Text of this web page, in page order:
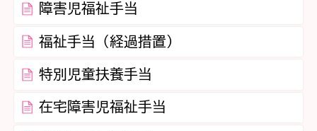
障害児福祉手当
福祉手当（経過措置）
特別児童扶養手当
在宅障害児福祉手当